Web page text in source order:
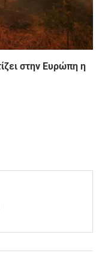
στην Ευρώπη η